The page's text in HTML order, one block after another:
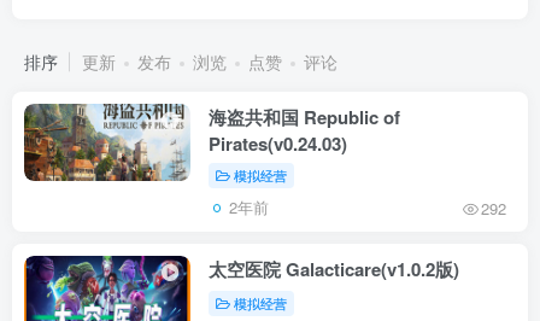
排序 更新 发布 浏览 点赞 评论
海盗共和国 Republic of
Pirates(v0.24.03)
模拟经营
2年前 292
太空医院 Galacticare(v1.0.2版)
模拟经营